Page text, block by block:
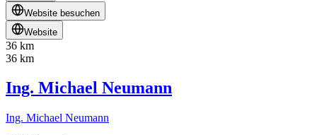
Website besuchen
Website
36 km
36 km
Ing. Michael Neumann
Ing. Michael Neumann